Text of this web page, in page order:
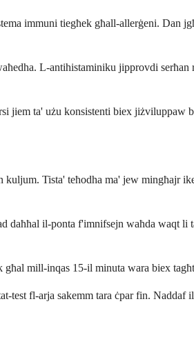
immuni tiegħek għall-allerġeni. Dan
L-antihistaminiku jipprovdi
jiem ta' użu konsistenti biex jiżviluppaw
Tista' teħodha ma' jew mingħajr
il-ponta f'imnifsejn waħda waqt
mill-inqas 15-il minuta wara biex
fl-arja sakemm tara ċpar fin. Naddaf